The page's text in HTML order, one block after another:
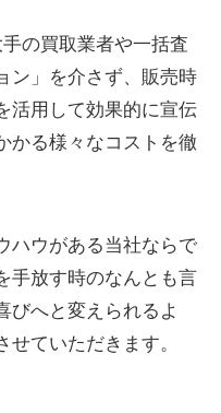
の買取業者や一括査
ン」を介さず、販売時
活用して効果的に宣伝
かる様々なコストを徹
ハウがある当社ならで
手放す時のなんとも言
びへと変えられるよ
ていただきます。